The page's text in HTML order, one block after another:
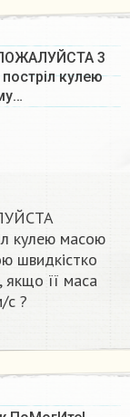
3
кулею
кулею масою
швидкістко
якщо її маса
с ?​